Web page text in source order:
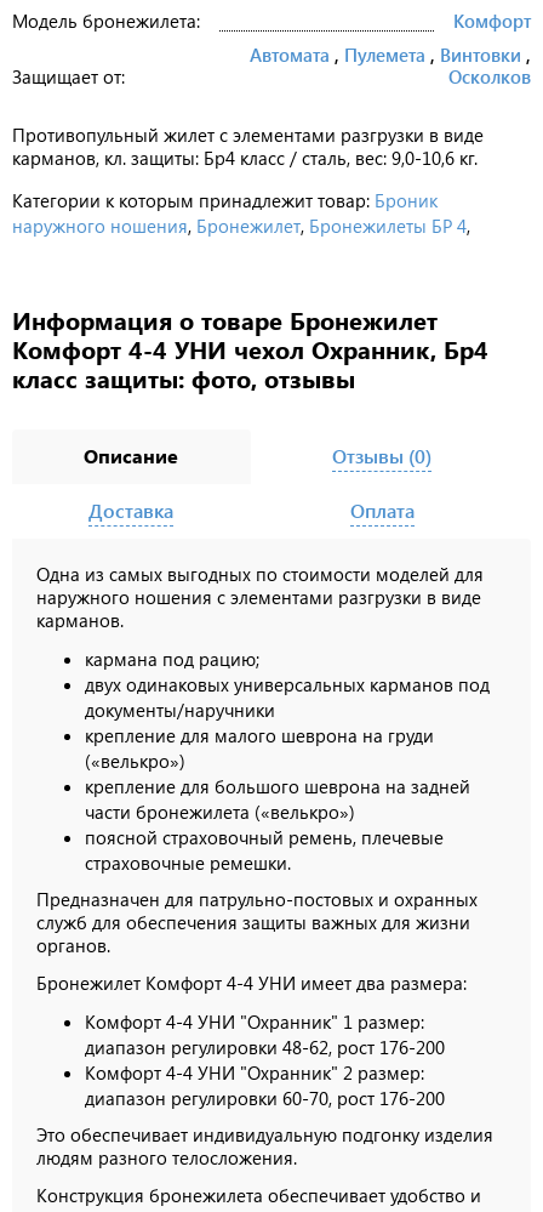
Модель бронежилета:
Комфорт
Защищает от:
Автомата , Пулемета , Винтовки ,
Осколков
Противопульный жилет с элементами разгрузки в виде
карманов, кл. защиты: Бр4 класс / сталь, вес: 9,0-10,6 кг.
Категории к которым принадлежит товар: Броник
наружного ношения, Бронежилет, Бронежилеты БР 4,
Информация о товаре Бронежилет
Комфорт 4-4 УНИ чехол Охранник, Бр4
класс защиты: фото, отзывы
Описание
Одна из самых выгодных по стоимости моделей для
наружного ношения с элементами разгрузки в виде
карманов.
кармана под рацию;
двух одинаковых универсальных карманов под
документы/наручники
крепление для малого шеврона на груди
(«велькро»)
крепление для большого шеврона на задней
части бронежилета («велькро»)
поясной страховочный ремень, плечевые
страховочные ремешки.
Предназначен для патрульно-постовых и охранных
служб для обеспечения защиты важных для жизни
органов.
Бронежилет Комфорт 4-4 УНИ имеет два размера:
Комфорт 4-4 УНИ "Охранник" 1 размер:
диапазон регулировки 48-62, рост 176-200
Комфорт 4-4 УНИ "Охранник" 2 размер:
диапазон регулировки 60-70, рост 176-200
Это обеспечивает индивидуальную подгонку изделия
людям разного телосложения.
Конструкция бронежилета обеспечивает удобство и
Отзывы (0)
Доставка Оплата